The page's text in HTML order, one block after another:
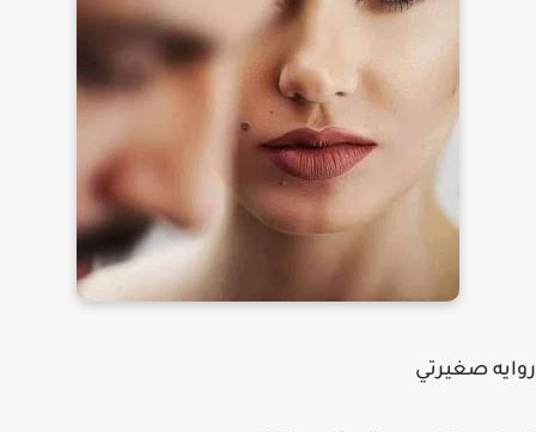
روايه صغيرتي